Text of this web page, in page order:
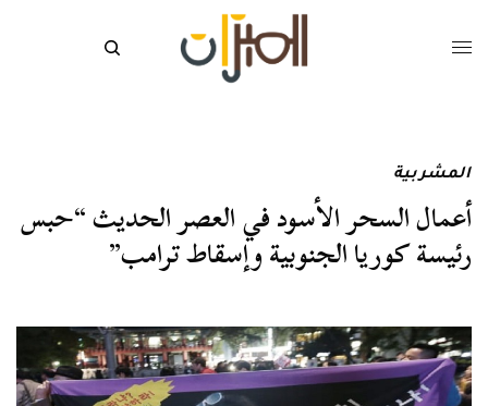
المشربية
أعمال السحر الأسود في العصر الحديث “حبس
رئيسة كوريا الجنوبية وإسقاط ترامب”